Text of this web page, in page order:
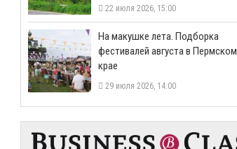
22 июля 2026, 15:00
На макушке лета. Подборка
фестивалей августа в Пермском
крае
29 июля 2026, 14:00